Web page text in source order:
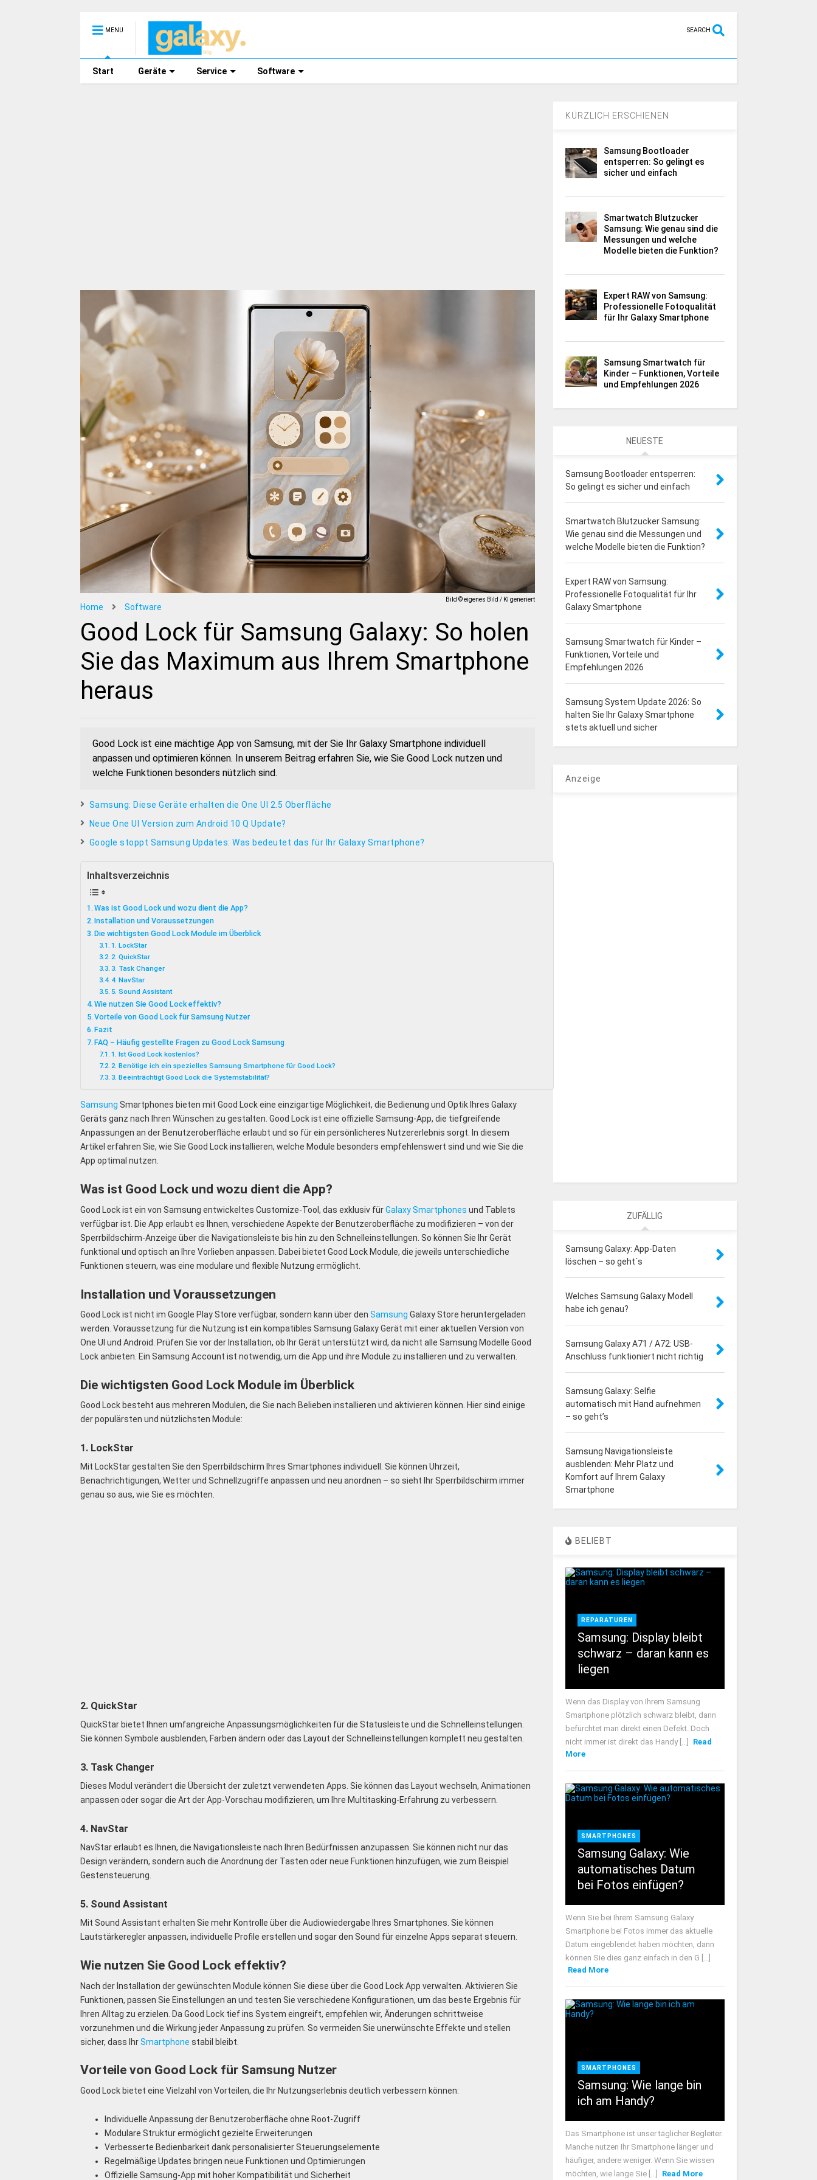
MENU SEARCH
Start Geräte Service Software
Bild © eigenes Bild / KI generiert
Home Software
Good Lock für Samsung Galaxy: So holen
Sie das Maximum aus Ihrem Smartphone
heraus
Good Lock ist eine mächtige App von Samsung, mit der Sie Ihr Galaxy Smartphone individuell
anpassen und optimieren können. In unserem Beitrag erfahren Sie, wie Sie Good Lock nutzen und
welche Funktionen besonders nützlich sind.
Samsung: Diese Geräte erhalten die One UI 2.5 Oberfläche
Neue One UI Version zum Android 10 Q Update?
Google stoppt Samsung Updates: Was bedeutet das für Ihr Galaxy Smartphone?
Inhaltsverzeichnis
Was ist Good Lock und wozu dient die App?
Installation und Voraussetzungen
Die wichtigsten Good Lock Module im Überblick
1. LockStar
2. QuickStar
3. Task Changer
4. NavStar
5. Sound Assistant
Wie nutzen Sie Good Lock effektiv?
Vorteile von Good Lock für Samsung Nutzer
Fazit
FAQ – Häufig gestellte Fragen zu Good Lock Samsung
1. Ist Good Lock kostenlos?
2. Benötige ich ein spezielles Samsung Smartphone für Good Lock?
3. Beeinträchtigt Good Lock die Systemstabilität?
Samsung Smartphones bieten mit Good Lock eine einzigartige Möglichkeit, die Bedienung und Optik Ihres Galaxy
Geräts ganz nach Ihren Wünschen zu gestalten. Good Lock ist eine offizielle Samsung-App, die tiefgreifende
Anpassungen an der Benutzeroberfläche erlaubt und so für ein persönlicheres Nutzererlebnis sorgt. In diesem
Artikel erfahren Sie, wie Sie Good Lock installieren, welche Module besonders empfehlenswert sind und wie Sie die
App optimal nutzen.
Was ist Good Lock und wozu dient die App?
Good Lock ist ein von Samsung entwickeltes Customize-Tool, das exklusiv fürGalaxy Smartphones und Tablets
verfügbar ist. Die App erlaubt es Ihnen, verschiedene Aspekte der Benutzeroberfläche zu modifizieren – von der
Sperrbildschirm-Anzeige über die Navigationsleiste bis hin zu den Schnelleinstellungen. So können Sie Ihr Gerät
funktional und optisch an Ihre Vorlieben anpassen. Dabei bietet Good Lock Module, die jeweils unterschiedliche
Funktionen steuern, was eine modulare und flexible Nutzung ermöglicht.
Installation und Voraussetzungen
Good Lock ist nicht im Google Play Store verfügbar, sondern kann über den Samsung Galaxy Store heruntergeladen
werden. Voraussetzung für die Nutzung ist ein kompatibles Samsung Galaxy Gerät mit einer aktuellen Version von
One UI und Android. Prüfen Sie vor der Installation, ob Ihr Gerät unterstützt wird, da nicht alle Samsung Modelle Good
Lock anbieten. Ein Samsung Account ist notwendig, um die App und ihre Module zu installieren und zu verwalten.
Die wichtigsten Good Lock Module im Überblick
Good Lock besteht aus mehreren Modulen, die Sie nach Belieben installieren und aktivieren können. Hier sind einige
der populärsten und nützlichsten Module:
1. LockStar
Mit LockStar gestalten Sie den Sperrbildschirm Ihres Smartphones individuell. Sie können Uhrzeit,
Benachrichtigungen, Wetter und Schnellzugriffe anpassen und neu anordnen – so sieht Ihr Sperrbildschirm immer
genau so aus, wie Sie es möchten.
2. QuickStar
QuickStar bietet Ihnen umfangreiche Anpassungsmöglichkeiten für die Statusleiste und die Schnelleinstellungen.
Sie können Symbole ausblenden, Farben ändern oder das Layout der Schnelleinstellungen komplett neu gestalten.
3. Task Changer
Dieses Modul verändert die Übersicht der zuletzt verwendeten Apps. Sie können das Layout wechseln, Animationen
anpassen oder sogar die Art der App-Vorschau modifizieren, um Ihre Multitasking-Erfahrung zu verbessern.
4. NavStar
NavStar erlaubt es Ihnen, die Navigationsleiste nach Ihren Bedürfnissen anzupassen. Sie können nicht nur das
Design verändern, sondern auch die Anordnung der Tasten oder neue Funktionen hinzufügen, wie zum Beispiel
Gestensteuerung.
5. Sound Assistant
Mit Sound Assistant erhalten Sie mehr Kontrolle über die Audiowiedergabe Ihres Smartphones. Sie können
Lautstärkeregler anpassen, individuelle Profile erstellen und sogar den Sound für einzelne Apps separat steuern.
Wie nutzen Sie Good Lock effektiv?
Nach der Installation der gewünschten Module können Sie diese über die Good Lock App verwalten. Aktivieren Sie
Funktionen, passen Sie Einstellungen an und testen Sie verschiedene Konfigurationen, um das beste Ergebnis für
Ihren Alltag zu erzielen. Da Good Lock tief ins System eingreift, empfehlen wir, Änderungen schrittweise
vorzunehmen und die Wirkung jeder Anpassung zu prüfen. So vermeiden Sie unerwünschte Effekte und stellen
sicher, dass IhrSmartphone stabil bleibt.
Vorteile von Good Lock für Samsung Nutzer
Good Lock bietet eine Vielzahl von Vorteilen, die Ihr Nutzungserlebnis deutlich verbessern können:
Individuelle Anpassung der Benutzeroberfläche ohne Root-Zugriff
Modulare Struktur ermöglicht gezielte Erweiterungen
Verbesserte Bedienbarkeit dank personalisierter Steuerungselemente
Regelmäßige Updates bringen neue Funktionen und Optimierungen
Offizielle Samsung-App mit hoher Kompatibilität und Sicherheit
KÜRZLICH ERSCHIENEN
Samsung Bootloader
entsperren: So gelingt es
sicher und einfach
Smartwatch Blutzucker
Samsung: Wie genau sind die
Messungen und welche
Modelle bieten die Funktion?
Expert RAW von Samsung:
Professionelle Fotoqualität
für Ihr Galaxy Smartphone
Samsung Smartwatch für
Kinder – Funktionen, Vorteile
und Empfehlungen 2026
NEUESTE
Samsung Bootloader entsperren:
So gelingt es sicher und einfach
Smartwatch Blutzucker Samsung:
Wie genau sind die Messungen und
welche Modelle bieten die Funktion?
Expert RAW von Samsung:
Professionelle Fotoqualität für Ihr
Galaxy Smartphone
Samsung Smartwatch für Kinder –
Funktionen, Vorteile und
Empfehlungen 2026
Samsung System Update 2026: So
halten Sie Ihr Galaxy Smartphone
stets aktuell und sicher
Anzeige
ZUFÄLLIG
Samsung Galaxy: App-Daten
löschen – so geht´s
Welches Samsung Galaxy Modell
habe ich genau?
Samsung Galaxy A71 / A72: USB-
Anschluss funktioniert nicht richtig
Samsung Galaxy: Selfie
automatisch mit Hand aufnehmen
– so geht’s
Samsung Navigationsleiste
ausblenden: Mehr Platz und
Komfort auf Ihrem Galaxy
Smartphone
BELIEBT
REPARATUREN
Samsung: Display bleibt
schwarz – daran kann es
liegen
Wenn das Display von Ihrem Samsung
Smartphone plötzlich schwarz bleibt, dann
befürchtet man direkt einen Defekt. Doch
nicht immer ist direkt das Handy [...]
Read
More
SMARTPHONES
Samsung Galaxy: Wie
automatisches Datum
bei Fotos einfügen?
Wenn Sie bei Ihrem Samsung Galaxy
Smartphone bei Fotos immer das aktuelle
Datum eingeblendet haben möchten, dann
können Sie dies ganz einfach in den G [...]
Read More
SMARTPHONES
Samsung: Wie lange bin
ich am Handy?
Das Smartphone ist unser täglicher Begleiter.
Manche nutzen Ihr Smartphone länger und
häufiger, andere weniger. Wenn Sie wissen
möchten, wie lange Sie [...]
Read More